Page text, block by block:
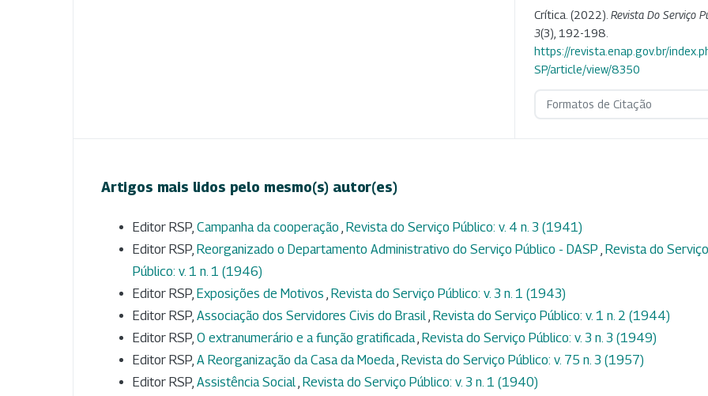
Crítica. (2022). Revista Do Serviço
3(3), 192-198.
https://revista.enap.gov.br/
SP/article/view/8350
Formatos de Citação
Artigos mais lidos pelo mesmo(s) autor(es)
Editor RSP, Campanha da cooperação , Revista do Serviço Público: v. 4 n. 3 (1941)
Editor RSP, Reorganizado o Departamento Administrativo do Serviço Público - DASP , Revista do Serviço
Público: v. 1 n. 1 (1946)
Editor RSP, Exposições de Motivos , Revista do Serviço Público: v. 3 n. 1 (1943)
Editor RSP, Associação dos Servidores Civis do Brasil, Revista do Serviço Público: v. 1 n. 2 (1944)
Editor RSP, O extranumerário e a função gratificada, Revista do Serviço Público: v. 3 n. 3 (1949)
Editor RSP, A Reorganização da Casa da Moeda, Revista do Serviço Público: v. 75 n. 3 (1957)
Editor RSP, Assistência Social, Revista do Serviço Público: v. 3 n. 1 (1940)